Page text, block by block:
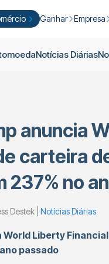
Comércio
Ganhar Empresa
Licenças
Anúncios
Contato
Notícias Diárias
anuncia
carteira
237% no
Destek | Notícias Diárias
World Liberty
passado